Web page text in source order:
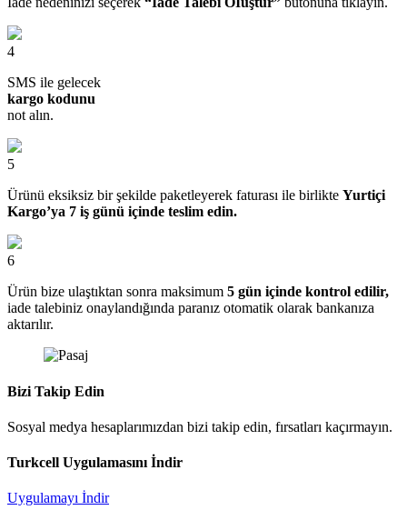
4
SMS ile gelecek
kargo kodunu
not alın.
5
Ürünü eksiksiz bir şekilde paketleyerek faturası ile birlikte Yurtiçi
Kargo’ya 7 iş günü içinde teslim edin.
6
Ürün bize ulaştıktan sonra maksimum 5 gün içinde kontrol edilir,
iade talebiniz onaylandığında paranız otomatik olarak bankanıza
aktarılır.
Bizi Takip Edin
Sosyal medya hesaplarımızdan bizi takip edin, fırsatları kaçırmayın.
Turkcell Uygulamasını İndir
Uygulamayı İndir